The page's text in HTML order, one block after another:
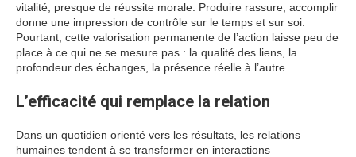
vitalité, presque de réussite morale. Produire rassure, accomplir
donne une impression de contrôle sur le temps et sur soi.
Pourtant, cette valorisation permanente de l’action laisse peu de
place à ce qui ne se mesure pas : la qualité des liens, la
profondeur des échanges, la présence réelle à l’autre.
L’efficacité qui remplace la relation
Dans un quotidien orienté vers les résultats, les relations
humaines tendent à se transformer en interactions